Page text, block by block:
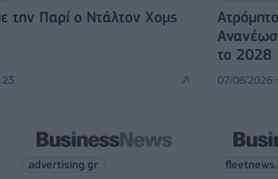
την Παρί ο Ντάλτον Χομς
το 2028
07/08/2026
advertising.gr